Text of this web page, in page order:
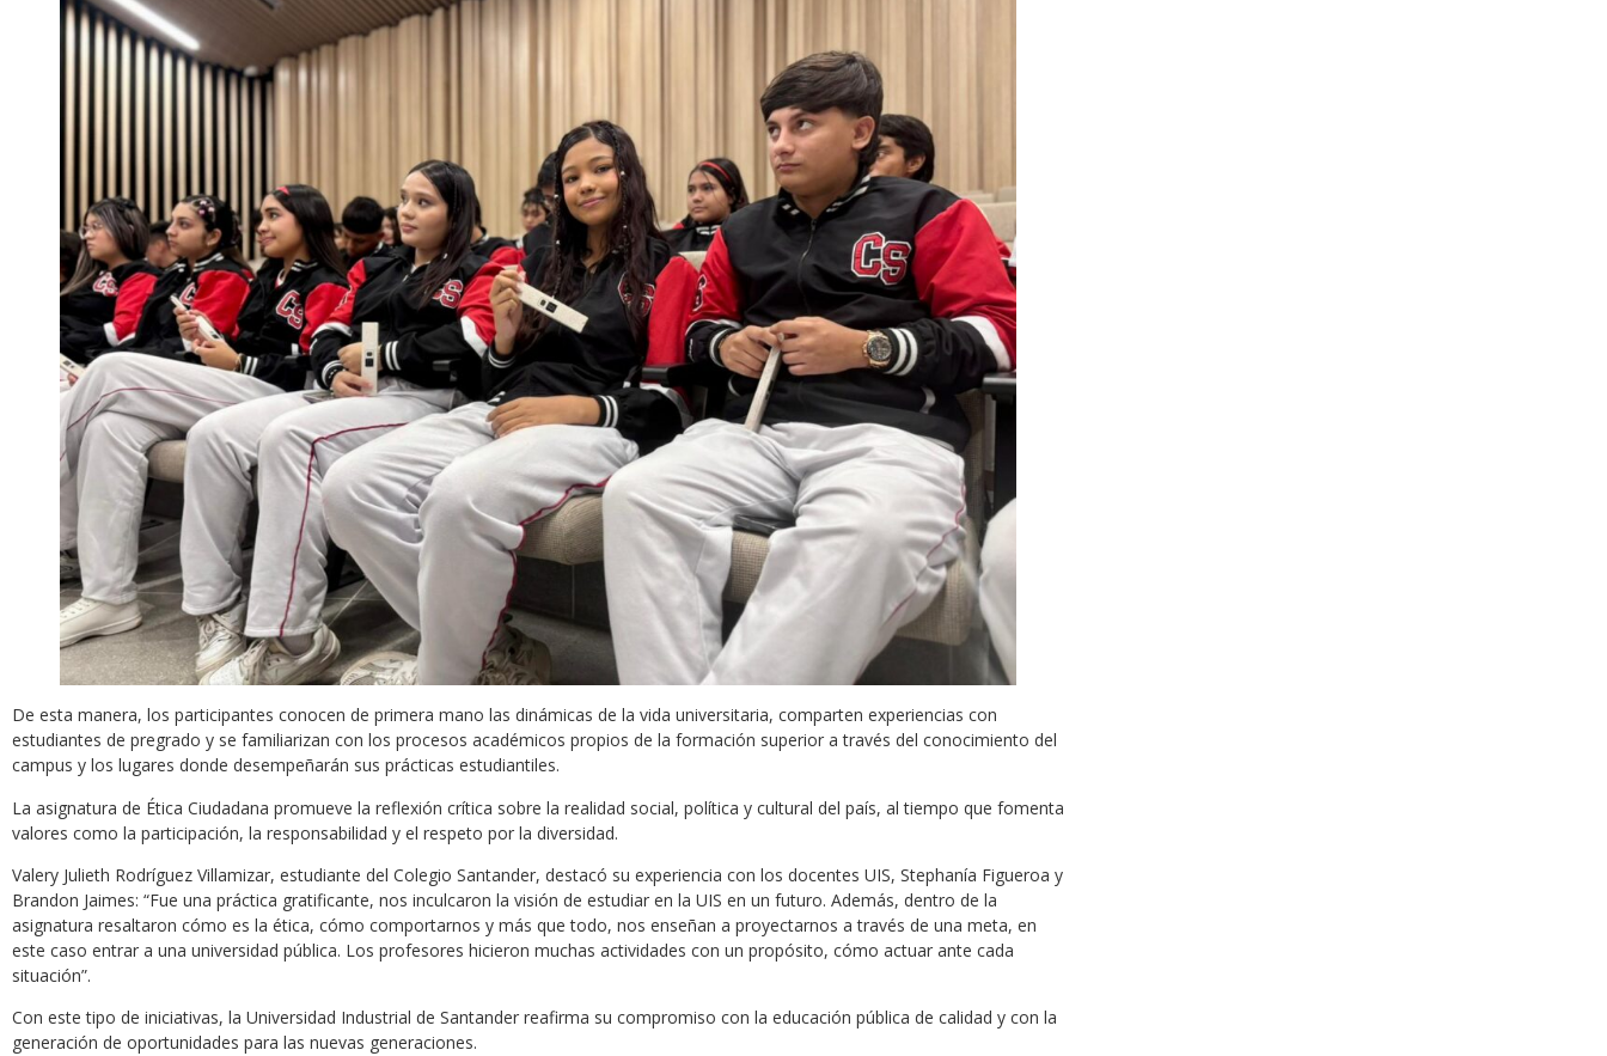
De esta manera, los participantes conocen de primera mano las dinámicas de la vida universitaria, comparten experiencias con
estudiantes de pregrado y se familiarizan con los procesos académicos propios de la formación superior a través del conocimiento del
campus y los lugares donde desempeñarán sus prácticas estudiantiles.
La asignatura de Ética Ciudadana promueve la reflexión crítica sobre la realidad social, política y cultural del país, al tiempo que fomenta
valores como la participación, la responsabilidad y el respeto por la diversidad.
Valery Julieth Rodríguez Villamizar, estudiante del Colegio Santander, destacó su experiencia con los docentes UIS, Stephanía Figueroa y
Brandon Jaimes: “Fue una práctica gratificante, nos inculcaron la visión de estudiar en la UIS en un futuro. Además, dentro de la
asignatura resaltaron cómo es la ética, cómo comportarnos y más que todo, nos enseñan a proyectarnos a través de una meta, en
este caso entrar a una universidad pública. Los profesores hicieron muchas actividades con un propósito, cómo actuar ante cada
situación”.
Con este tipo de iniciativas, la Universidad Industrial de Santander reafirma su compromiso con la educación pública de calidad y con la
generación de oportunidades para las nuevas generaciones.